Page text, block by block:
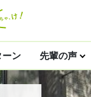
ーン 先輩の声